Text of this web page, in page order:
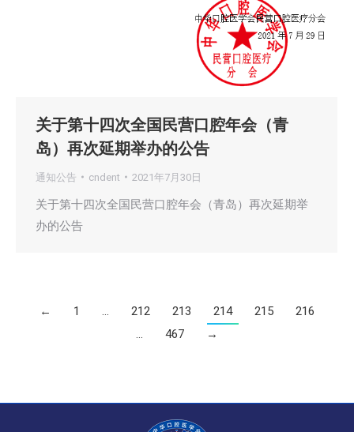
关于第十四次全国民营口腔年会（青
岛）再次延期举办的公告
通知公告 cndent 2021年7月30日
关于第十四次全国民营口腔年会（青岛）再次延期举
办的公告
← 1 … 212 213 214 215
216
…
467 →